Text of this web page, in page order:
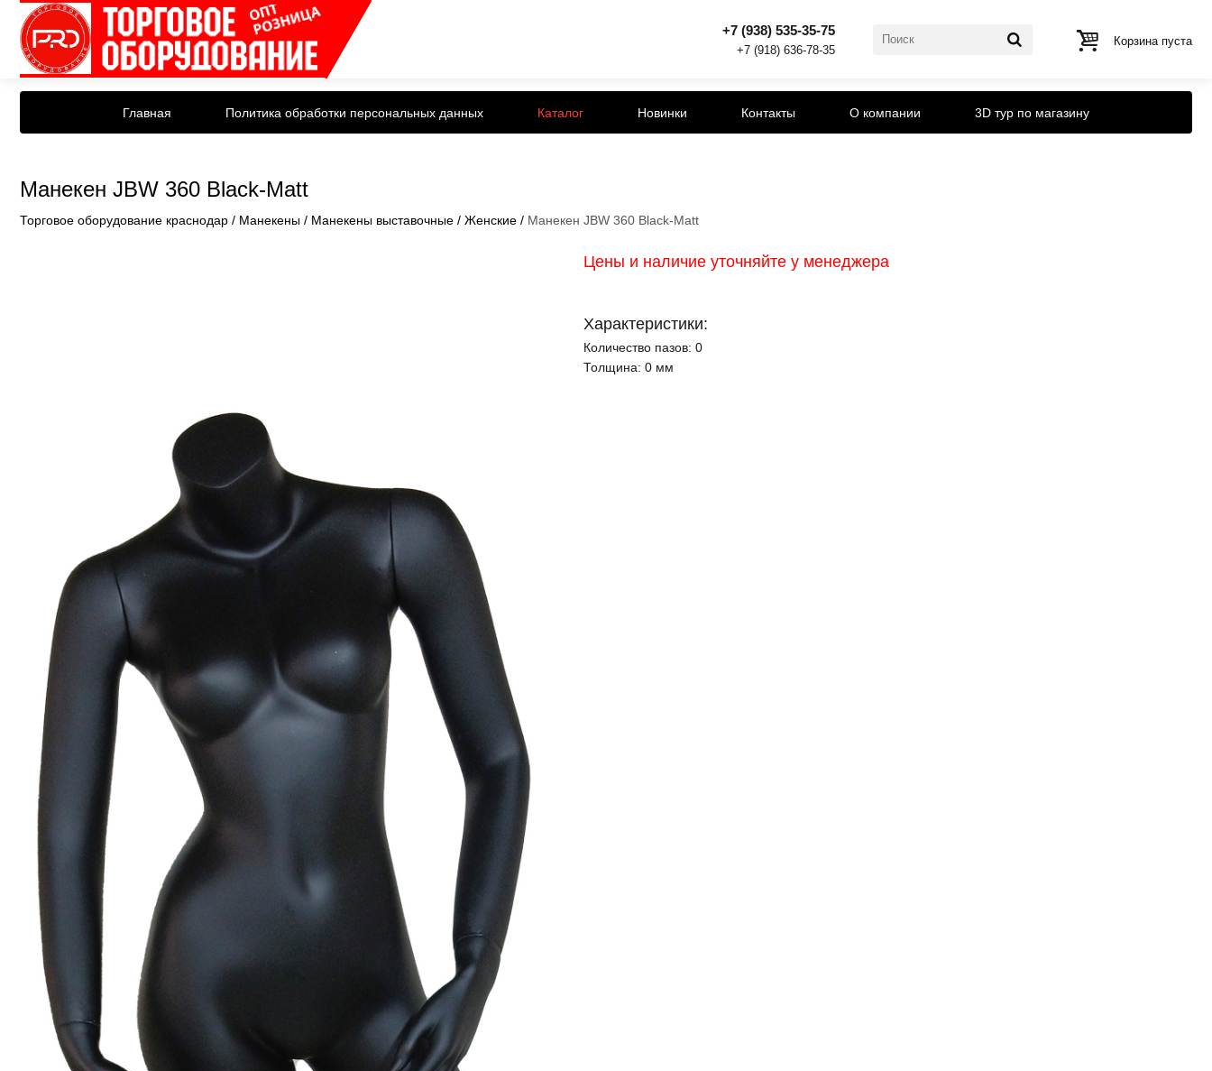
Корзина пуста
+7 (938) 535-35-75
+7 (918) 636-78-35
Главная Политика обработки персональных данных Каталог Новинки Контакты О компании 3D тур по магазину
Манекен JBW 360 Black-Matt
Торговое оборудование краснодар / Манекены / Манекены выставочные / Женские / Манекен JBW 360 Black-Matt
Цены и наличие уточняйте у менеджера
Характеристики:
Количество пазов: 0
Толщина: 0 мм